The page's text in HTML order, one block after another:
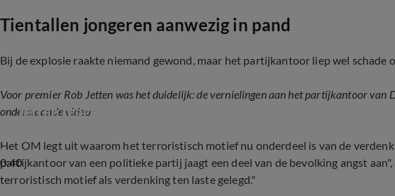
Tientallen jongeren aanwezig in pand
Bij de explosie raakte niemand gewond, maar het partijkantoor liep wel schade
Voor premier Rob Jetten was het duidelijk: de vernielingen aan het partijkantoor van
onderstaande video:
0:40
Jetten reageert op vuurwerkbom bij D66 kantoor
Het OM legt uit waarom het terroristisch motief nu onderdeel is van de
partijkantoor van een politieke partij jaagt een deel van de bevolking angst
terroristisch motief als verdenking ten laste gelegd."